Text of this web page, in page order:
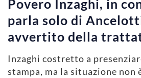
Povero Inzaghi, in
parla solo di
avvertito della
Inzaghi costretto a
stampa, ma la situazione non